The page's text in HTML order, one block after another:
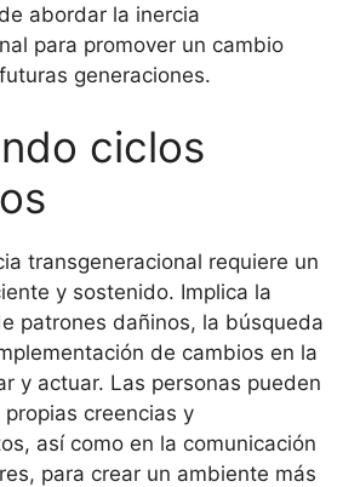
abordar la inercia
para promover un cambio
generaciones.
ciclos
transgeneracional requiere un
y sostenido. Implica la
patrones dañinos, la búsqueda
de cambios en la
y actuar. Las personas pueden
creencias y
así como en la comunicación
para crear un ambiente más